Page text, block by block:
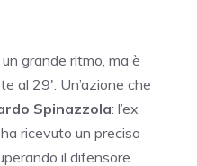
grande ritmo, ma è
al 29′. Un’azione che
Spinazzola: l’ex
ricevuto un preciso
il difensore